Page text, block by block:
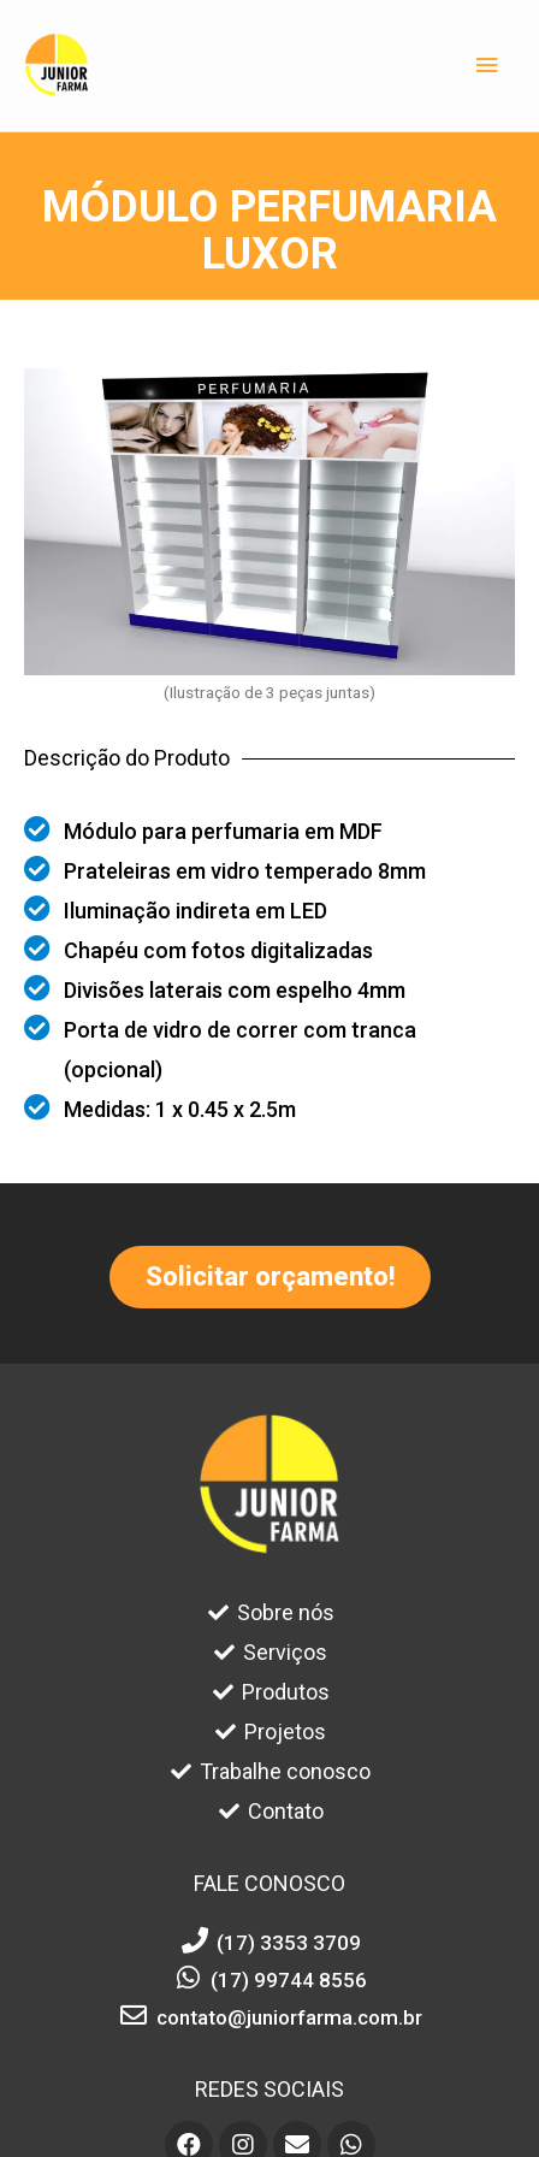
MÓDULO PERFUMARIA
LUXOR
(Ilustração de 3 peças juntas)
Descrição do Produto
Módulo para perfumaria em MDF
Prateleiras em vidro temperado 8mm
Iluminação indireta em LED
Chapéu com fotos digitalizadas
Divisões laterais com espelho 4mm
Porta de vidro de correr com tranca
(opcional)
Medidas: 1 x 0.45 x 2.5m
Solicitar orçamento!
Sobre nós
Serviços
Produtos
Projetos
Trabalhe conosco
Contato
FALE CONOSCO
(17) 3353 3709
(17) 99744 8556
contato@juniorfarma.com.br
REDES SOCIAIS